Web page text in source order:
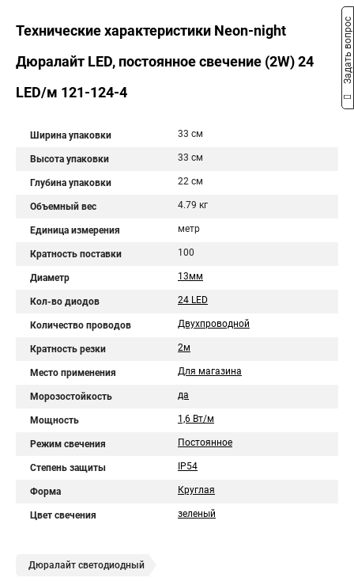
Технические характеристики Neon-night
Дюралайт LED, постоянное свечение (2W) 24
LED/м 121-124-4
Ширина упаковки 33 см
Высота упаковки 33 см
Глубина упаковки 22 см
Объемный вес 4.79 кг
Единица измерения метр
Кратность поставки 100
Диаметр 13мм
Кол-во диодов 24 LED
Количество проводов Двухпроводной
Кратность резки 2м
Место применения Для магазина
Морозостойкость да
Мощность 1,6 Вт/м
Режим свечения Постоянное
Степень защиты IP54
Форма Круглая
Цвет свечения зеленый
Дюралайт светодиодный
Задать вопрос